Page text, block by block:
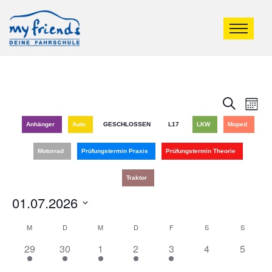
und
Suche
Anhänger Auto GESCHLOSSEN L17 LKW Moped
Motorrad Prüfungstermin Praxis Prüfungstermin Theorie
Traktor
01.07.2026
Kalender
von
M D M D F S S
2
Veranstaltungen,
29
1
Veranstaltung,
30
2
Veranstaltungen,
1
2
Veranstaltungen,
2
2
Veranstaltungen,
3
0
4
0
5